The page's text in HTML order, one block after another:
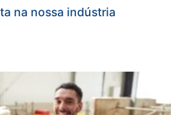
na nossa indústria